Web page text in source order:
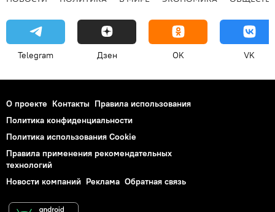
Telegram Дзен OK VK
О проекте Контакты Правила использования
Политика конфиденциальности
Политика использования Cookie
Правила применения рекомендательных
технологий
Новости компаний Реклама Обратная связь